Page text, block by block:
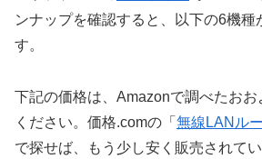
ンナップを確認すると、以下の6機種
す。
下記の価格は、Amazonで調べたおお
ください。価格.comの「 無線LANル
で探せば、もう少し安く販売されて